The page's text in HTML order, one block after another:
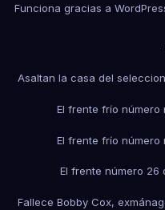
Funciona gracias a
Asaltan la casa del
El frente frío número
El frente frío número
El frente número 26
Fallece Bobby Cox,